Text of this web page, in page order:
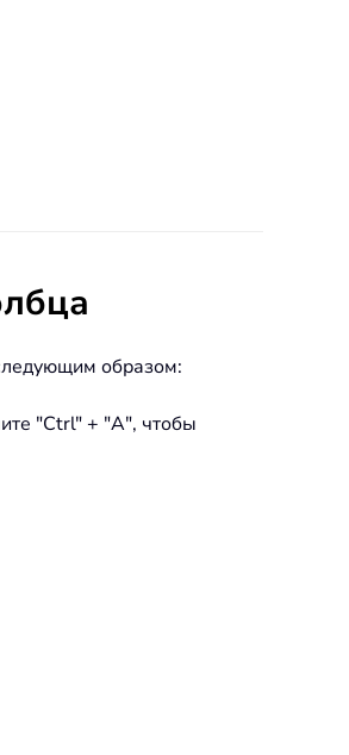
образом:
"Ctrl" + "A", чтобы